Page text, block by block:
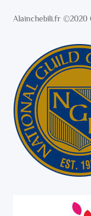
Alainchebili.fr